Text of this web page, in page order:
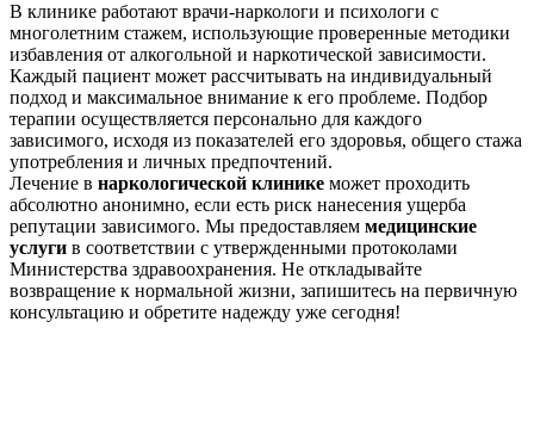
В клинике работают врачи-наркологи и психологи с
многолетним стажем, использующие проверенные методики
избавления от алкогольной и наркотической зависимости.
Каждый пациент может рассчитывать на индивидуальный
подход и максимальное внимание к его проблеме. Подбор
терапии осуществляется персонально для каждого
зависимого, исходя из показателей его здоровья, общего стажа
употребления и личных предпочтений.
Лечение в наркологической клинике может проходить
абсолютно анонимно, если есть риск нанесения ущерба
репутации зависимого. Мы предоставляем медицинские
услуги в соответствии с утвержденными протоколами
Министерства здравоохранения. Не откладывайте
возвращение к нормальной жизни, запишитесь на первичную
консультацию и обретите надежду уже сегодня!